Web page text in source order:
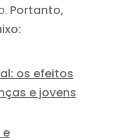
Portanto,
os efeitos
e jovens